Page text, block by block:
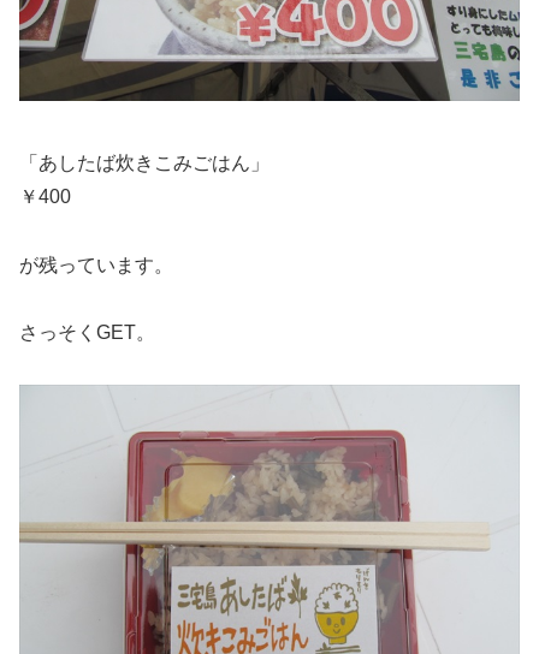
「あしたば炊きこみごはん」
￥400
が残っています。
さっそくGET。